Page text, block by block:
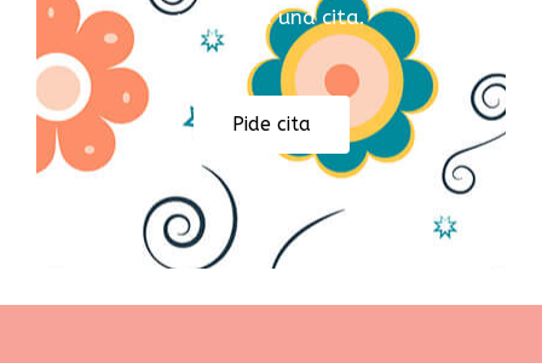
y Reserva una cita.
Pide cita